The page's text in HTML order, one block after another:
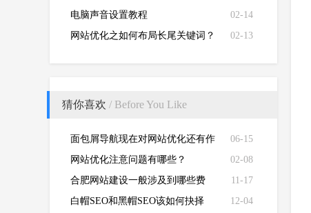
02-14
电脑声音设置教程
02-13
网站优化之如何布局长尾关键词？
猜你喜欢 / Before You Like
06-15
面包屑导航现在对网站优化还有作
用吗？
02-08
网站优化注意问题有哪些？
11-17
合肥网站建设一般涉及到哪些费
用？
12-04
白帽SEO和黑帽SEO该如何抉择